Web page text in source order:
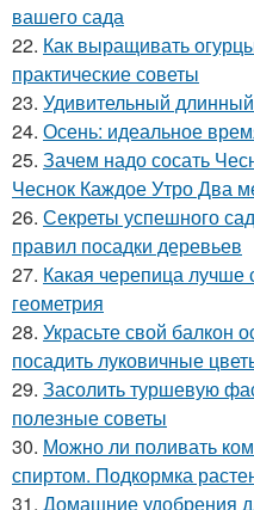
вашего сада
22. Как выращивать
практические советы
23. Удивительный
24. Осень: идеальное
25. Зачем надо сосать
Чеснок Каждое Утро Два
26. Секреты успешного
правил посадки деревьев
27. Какая черепица лучше
геометрия
28. Украсьте свой балкон
посадить луковичные
29. Засолить туршевую
полезные советы
30. Можно ли поливать
спиртом. Подкормка
31. Домашние удобрения